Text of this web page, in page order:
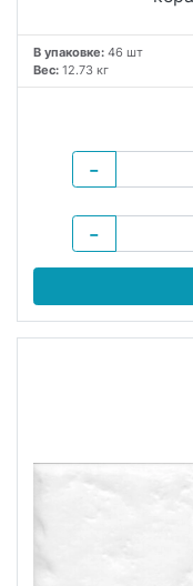
В упаковке: 46 шт
Вес: 12.73 кг
−
−